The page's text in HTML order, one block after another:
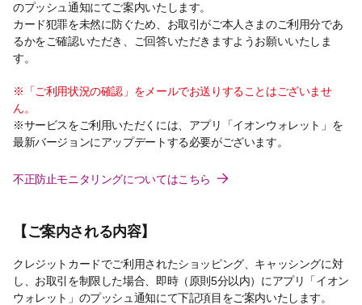
のプッシュ通知にてご案内いたします。
カード犯罪を未然に防ぐため、お取引がご本人さまのご利用分であ
るかをご確認いただき、ご回答いただきますようお願いいたしま
す。
※「ご利用状況の確認」をメールでお送りすることはございませ
ん。
※サービスをご利用いただくには、アプリ「イオンウォレット」を
最新バージョンにアップデートする必要がございます。
不正防止モニタリングについてはこちら
【ご案内される内容】
クレジットカードでご利用されたショッピング、キャッシングに対
し、お取引を制限した場合、即時（原則5分以内）にアプリ「イオン
ウォレット」のプッシュ通知にて下記項目をご案内いたします。